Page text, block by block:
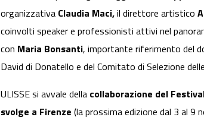
organizzativa Claudia Maci,il direttore artistico
coinvolti speaker e professionisti attivi nel
con Maria Bonsanti, importante riferimento del
David di Donatello e del Comitato di Selezione
ULISSE si avvale della collaborazione del
svolge a Firenze (la prossima edizione dal 3 al 9